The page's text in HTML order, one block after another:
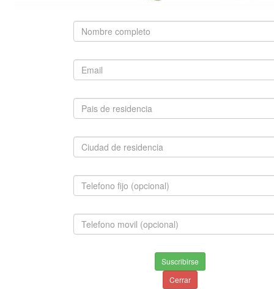
SUGERIDO
$650,000.00
INFORMACION
Suscribirse
Cerrar